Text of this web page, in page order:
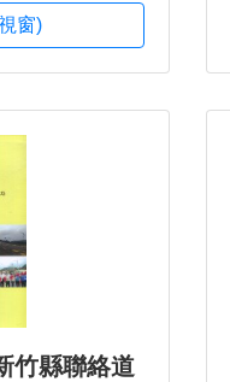
窗)
竹縣聯絡道